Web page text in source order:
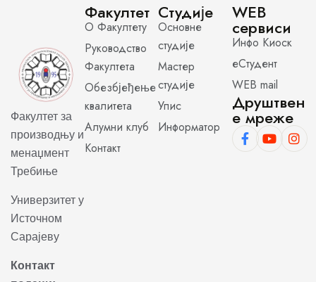
Факултет за
производњу и
менаџмент
Требиње
Универзитет у
Источном
Сарајеву
Контакт
Факултет
О Факултету
Руководство
Факултета
Обезбјеђење
квалитета
Алумни клуб
Контакт
Студије
Основне
студије
Мастер
студије
Упис
Информатор
WEB
сервиси
Инфо Киоск
еСтудент
WEB mail
Друштвен
е мреже